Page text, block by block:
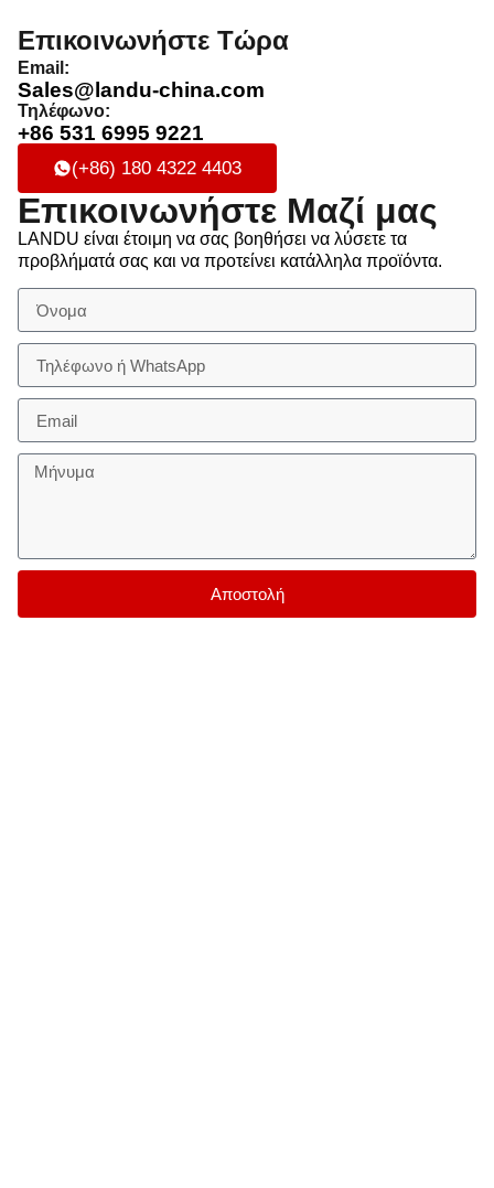
Επικοινωνήστε Τώρα
Email:
Sales@landu-china.com
Τηλέφωνο:
+86 531 6995 9221
(+86) 180 4322 4403
Επικοινωνήστε Μαζί μας
LANDU είναι έτοιμη να σας βοηθήσει να λύσετε τα
προβλήματά σας και να προτείνει κατάλληλα προϊόντα.
Αποστολή